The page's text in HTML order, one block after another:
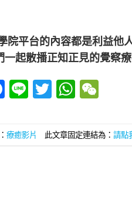
院平台的內容都是利益他
一起散播正知正見的覺察
Facebook
LineTwitter
療癒影片 此文章固定連結為： 請點